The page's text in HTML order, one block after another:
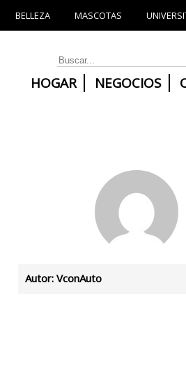
BELLEZA MASCOTAS
HOGAR NEGOCIOS
Autor: VconAuto